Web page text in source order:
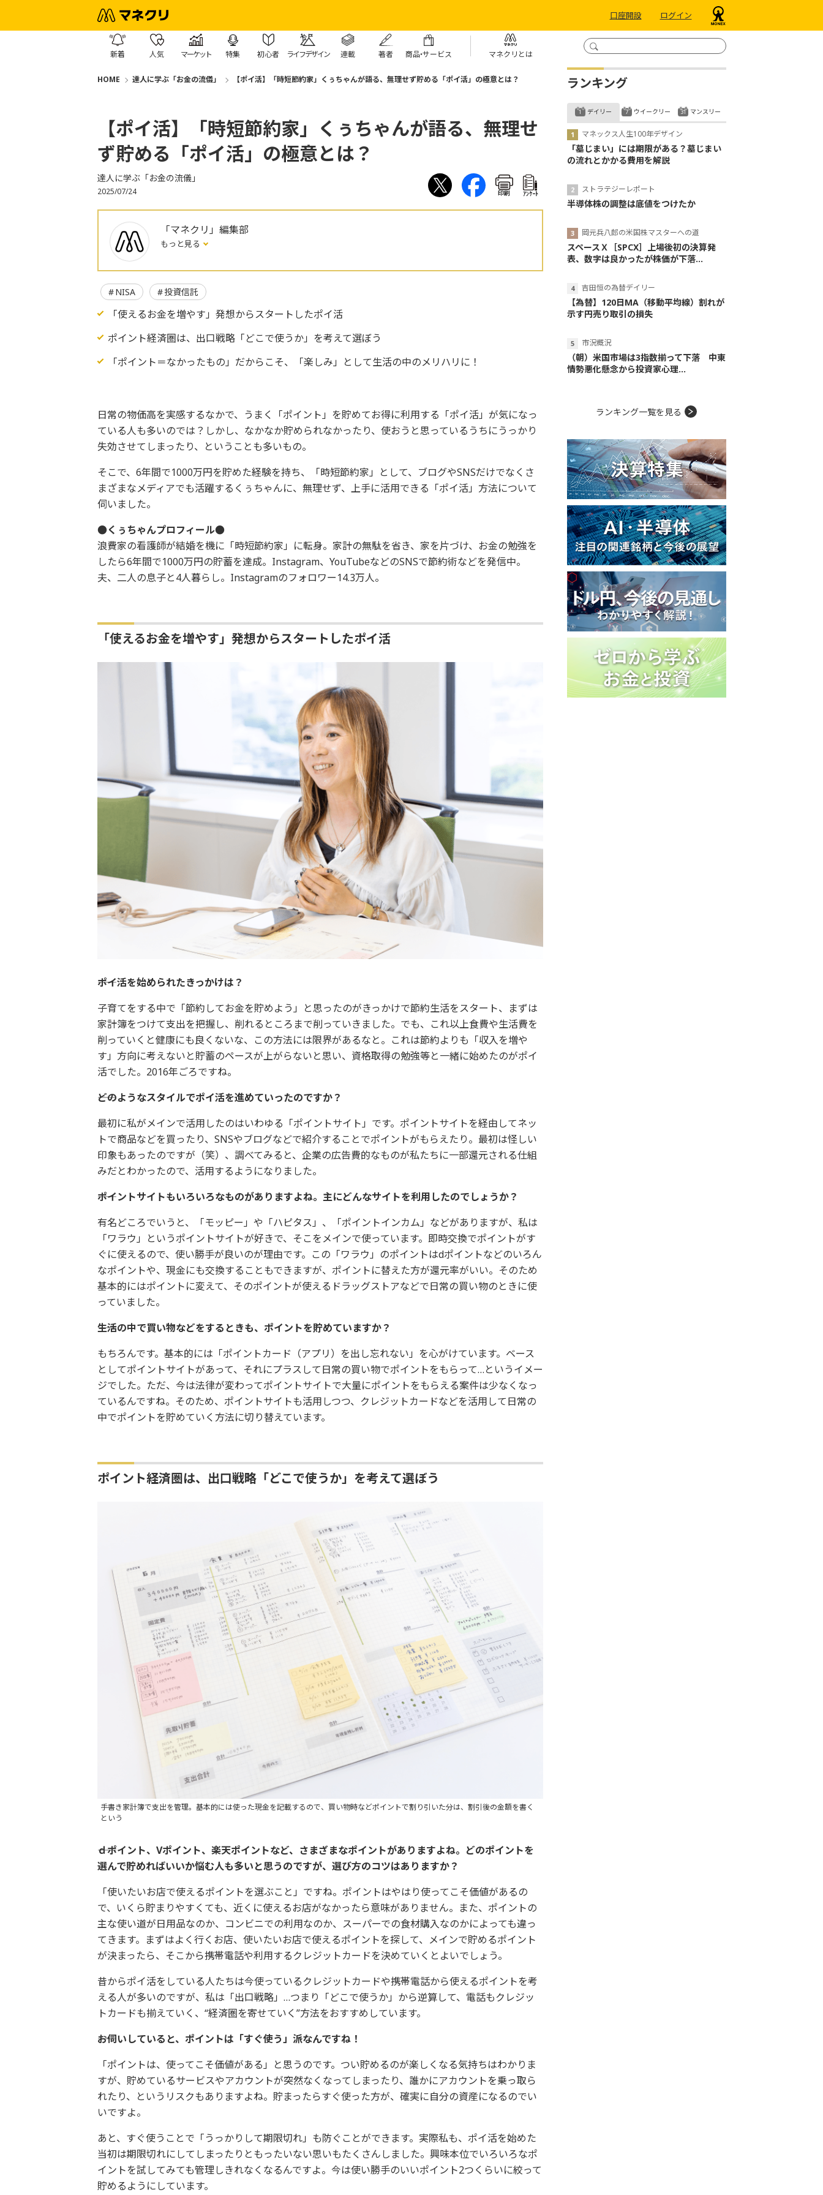
口座開設 ログイン
新着 人気 マーケット 特集 初心者 ライフデザイン 連載 著者 商品・サービス マネクリとは
HOME 達人に学ぶ「お金の流儀」 【ポイ活】「時短節約家」くぅちゃんが語る、無理せず貯める「ポイ活」の極意とは？
【ポイ活】「時短節約家」くぅちゃんが語る、無理せ
ず貯める「ポイ活」の極意とは？
達人に学ぶ「お金の流儀」
2025/07/24 印刷 ｱﾝｹｰﾄ
「マネクリ」編集部
もっと見る
NISA 投資信託
「使えるお金を増やす」発想からスタートしたポイ活
ポイント経済圏は、出口戦略「どこで使うか」を考えて選ぼう
「ポイント＝なかったもの」だからこそ、「楽しみ」として生活の中のメリハリに！
日常の物価高を実感するなかで、うまく「ポイント」を貯めてお得に利用する「ポイ活」が気になっ
ている人も多いのでは？しかし、なかなか貯められなかったり、使おうと思っているうちにうっかり
失効させてしまったり、ということも多いもの。
そこで、6年間で1000万円を貯めた経験を持ち、「時短節約家」として、ブログやSNSだけでなくさ
まざまなメディアでも活躍するくぅちゃんに、無理せず、上手に活用できる「ポイ活」方法について
伺いました。
●くぅちゃんプロフィール●
浪費家の看護師が結婚を機に「時短節約家」に転身。家計の無駄を省き、家を片づけ、お金の勉強を
したら6年間で1000万円の貯蓄を達成。Instagram、YouTubeなどのSNSで節約術などを発信中。
夫、二人の息子と4人暮らし。Instagramのフォロワー14.3万人。
「使えるお金を増やす」発想からスタートしたポイ活
――ポイ活を始められたきっかけは？
子育てをする中で「節約してお金を貯めよう」と思ったのがきっかけで節約生活をスタート、まずは
家計簿をつけて支出を把握し、削れるところまで削っていきました。でも、これ以上食費や生活費を
削っていくと健康にも良くないな、この方法には限界があるなと。これは節約よりも「収入を増や
す」方向に考えないと貯蓄のペースが上がらないと思い、資格取得の勉強等と一緒に始めたのがポイ
活でした。2016年ごろですね。
――どのようなスタイルでポイ活を進めていったのですか？
最初に私がメインで活用したのはいわゆる「ポイントサイト」です。ポイントサイトを経由してネッ
トで商品などを買ったり、SNSやブログなどで紹介することでポイントがもらえたり。最初は怪しい
印象もあったのですが（笑）、調べてみると、企業の広告費的なものが私たちに一部還元される仕組
みだとわかったので、活用するようになりました。
――ポイントサイトもいろいろなものがありますよね。主にどんなサイトを利用したのでしょうか？
有名どころでいうと、「モッピー」や「ハピタス」、「ポイントインカム」などがありますが、私は
「ワラウ」というポイントサイトが好きで、そこをメインで使っています。即時交換でポイントがす
ぐに使えるので、使い勝手が良いのが理由です。この「ワラウ」のポイントはdポイントなどのいろん
なポイントや、現金にも交換することもできますが、ポイントに替えた方が還元率がいい。そのため
基本的にはポイントに変えて、そのポイントが使えるドラッグストアなどで日常の買い物のときに使
っていました。
――生活の中で買い物などをするときも、ポイントを貯めていますか？
もちろんです。基本的には「ポイントカード（アプリ）を出し忘れない」を心がけています。ベース
としてポイントサイトがあって、それにプラスして日常の買い物でポイントをもらって…というイメー
ジでした。ただ、今は法律が変わってポイントサイトで大量にポイントをもらえる案件は少なくなっ
ているんですね。そのため、ポイントサイトも活用しつつ、クレジットカードなどを活用して日常の
中でポイントを貯めていく方法に切り替えています。
ポイント経済圏は、出口戦略「どこで使うか」を考えて選ぼう
手書き家計簿で支出を管理。基本的には使った現金を記載するので、買い物時などポイントで割り引いた分は、割引後の金額を書く
という
――ｄポイント、Vポイント、楽天ポイントなど、さまざまなポイントがありますよね。どのポイントを
選んで貯めればいいか悩む人も多いと思うのですが、選び方のコツはありますか？
「使いたいお店で使えるポイントを選ぶこと」ですね。ポイントはやはり使ってこそ価値があるの
で、いくら貯まりやすくても、近くに使えるお店がなかったら意味がありません。また、ポイントの
主な使い道が日用品なのか、コンビニでの利用なのか、スーパーでの食材購入なのかによっても違っ
てきます。まずはよく行くお店、使いたいお店で使えるポイントを探して、メインで貯めるポイント
が決まったら、そこから携帯電話や利用するクレジットカードを決めていくとよいでしょう。
昔からポイ活をしている人たちは今使っているクレジットカードや携帯電話から使えるポイントを考
える人が多いのですが、私は「出口戦略」…つまり「どこで使うか」から逆算して、電話もクレジッ
トカードも揃えていく、“経済圏を寄せていく”方法をおすすめしています。
――お伺いしていると、ポイントは「すぐ使う」派なんですね！
「ポイントは、使ってこそ価値がある」と思うのです。つい貯めるのが楽しくなる気持ちはわかりま
すが、貯めているサービスやアカウントが突然なくなってしまったり、誰かにアカウントを乗っ取ら
れたり、というリスクもありますよね。貯まったらすぐ使った方が、確実に自分の資産になるのでい
いですよ。
あと、すぐ使うことで「うっかりして期限切れ」も防ぐことができます。実際私も、ポイ活を始めた
当初は期限切れにしてしまったりともったいない思いもたくさんしました。興味本位でいろいろなポ
イントを試してみても管理しきれなくなるんですよ。今は使い勝手のいいポイント2つくらいに絞って
貯めるようにしています。
ランキング
デイリー
マネックス人生100年デザイン
「墓じまい」には期限がある？墓じまい
の流れとかかる費用を解説
ストラテジーレポート
半導体株の調整は底値をつけたか
岡元兵八郎の米国株マスターへの道
スペースＸ［SPCX］上場後初の決算発
表、数字は良かったが株価が下落...
吉田恒の為替デイリー
【為替】120日MA（移動平均線）割れが
示す円売り取引の損失
市況概況
（朝）米国市場は3指数揃って下落 中東
情勢悪化懸念から投資家心理...
ウイークリー マンスリー
ランキング一覧を見る